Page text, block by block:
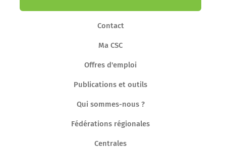
Contact
Ma CSC
Offres d'emploi
Publications et outils
Qui sommes-nous ?
Fédérations régionales
Centrales